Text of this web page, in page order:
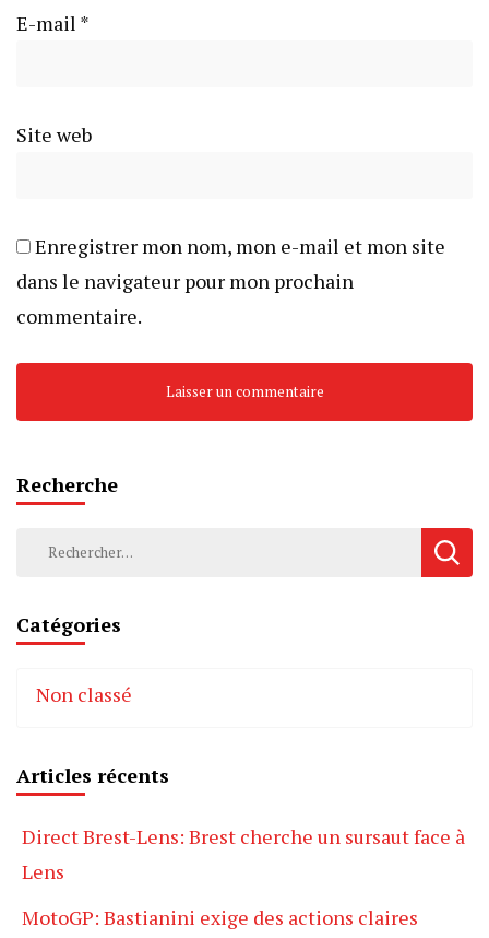
E-mail *
Site web
Enregistrer mon nom, mon e-mail et mon site
dans le navigateur pour mon prochain
commentaire.
Recherche
Rechercher :
Catégories
Non classé
Articles récents
Direct Brest-Lens: Brest cherche un sursaut face à
Lens
MotoGP: Bastianini exige des actions claires